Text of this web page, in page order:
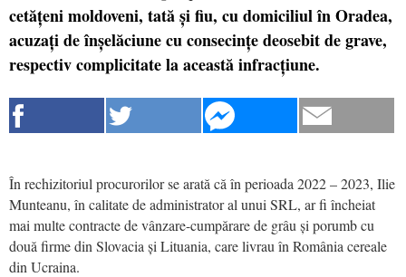
cetățeni moldoveni, tată și fiu, cu domiciliul în Oradea,
acuzați de înșelăciune cu consecințe deosebit de grave,
respectiv complicitate la această infracțiune.
În rechizitoriul procurorilor se arată că în perioada 2022 – 2023, Ilie
Munteanu, în calitate de administrator al unui SRL, ar fi încheiat
mai multe contracte de vânzare-cumpărare de grâu și porumb cu
două firme din Slovacia și Lituania, care livrau în România cereale
din Ucraina.